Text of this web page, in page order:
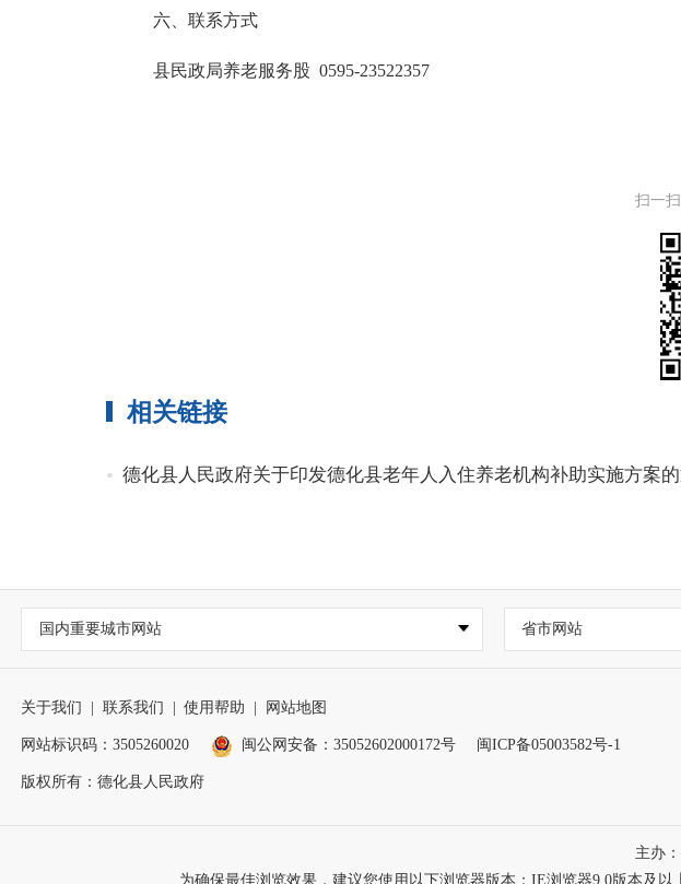
六、联系方式
县民政局养老服务股 0595-23522357
扫一
相关链接
德化县人民政府关于印发德化县老年人入住养老机构补助实施方案
国内重要城市网站 省市网站
关于我们 联系我们 使用帮助 网站地图
网站标识码：3505260020 闽公网安备：35052602000172号 闽ICP备05003582号-1
版权所有：德化县人民政府
主办
为确保最佳浏览效果，建议您使用以下浏览器版本：IE浏览器9.0版本及以